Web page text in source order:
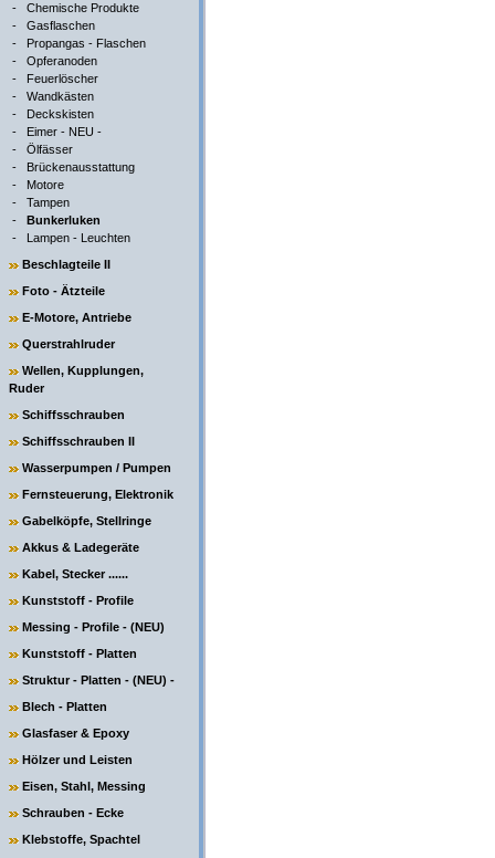
- Chemische Produkte
- Gasflaschen
- Propangas - Flaschen
- Opferanoden
- Feuerlöscher
- Wandkästen
- Deckskisten
- Eimer - NEU -
- Ölfässer
- Brückenausstattung
- Motore
- Tampen
- Bunkerluken
- Lampen - Leuchten
Beschlagteile II
Foto - Ätzteile
E-Motore, Antriebe
Querstrahlruder
Wellen, Kupplungen,
Ruder
Schiffsschrauben
Schiffsschrauben II
Wasserpumpen / Pumpen
Fernsteuerung, Elektronik
Gabelköpfe, Stellringe
Akkus & Ladegeräte
Kabel, Stecker ......
Kunststoff - Profile
Messing - Profile - (NEU)
Kunststoff - Platten
Struktur - Platten - (NEU) -
Blech - Platten
Glasfaser & Epoxy
Hölzer und Leisten
Eisen, Stahl, Messing
Schrauben - Ecke
Klebstoffe, Spachtel